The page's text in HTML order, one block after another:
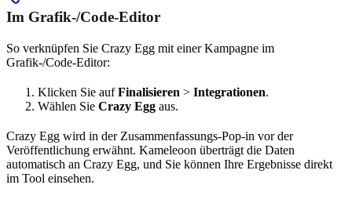
Im Grafik-/Code-Editor
So verknüpfen Sie Crazy Egg mit einer Kampagne im
Grafik-/Code-Editor:
Klicken Sie aufFinalisieren > Integrationen.
Wählen Sie Crazy Egg aus.
Crazy Egg wird in der Zusammenfassungs-Pop-in vor der
Veröffentlichung erwähnt. Kameleoon überträgt die Daten
automatisch an Crazy Egg, und Sie können Ihre Ergebnisse direkt
im Tool einsehen.